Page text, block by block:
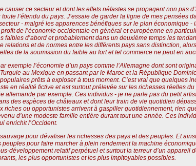
ce secteur et dont les effets néfastes se propagent non pas
l’étendu du pays. J’essaie de garder la ligne de mes pensées
- malgré les apparences bénéfiques sur le plan économique
de l’économie occidentale en général et européenne en
faibles d’abord et probablement dans un deuxième temps les
relations et de normes entre les différents pays sans distinction,
de la soumission du faible au fort et tel commerce ne peut en
exemple l’économie d’un pays comme l’Allemagne dont sont
au Mexique en passant par le Maroc et la République
prêts à exploser à tous moment. C’est vrai que quelques
en réalité fictive et est surtout prélevée sur les richesses réelles
allemande par exemple. Ces individus - je ne parle pas du petit
des espèces de châteaux et dont leur train de vie quotidien
riches ou opportunistes arrivent à gaspiller quotidiennement, rien
d’une modeste famille entière durant tout une année. Ces
enrichit l’Occident.
pour dévaliser les richesses des pays et des peuples. Et
pour faire marcher à plein rendement la machine
développement relatif perpétuel et surtout la terreur d’un appareil
les plus opportunistes et les plus impitoyables possibles.